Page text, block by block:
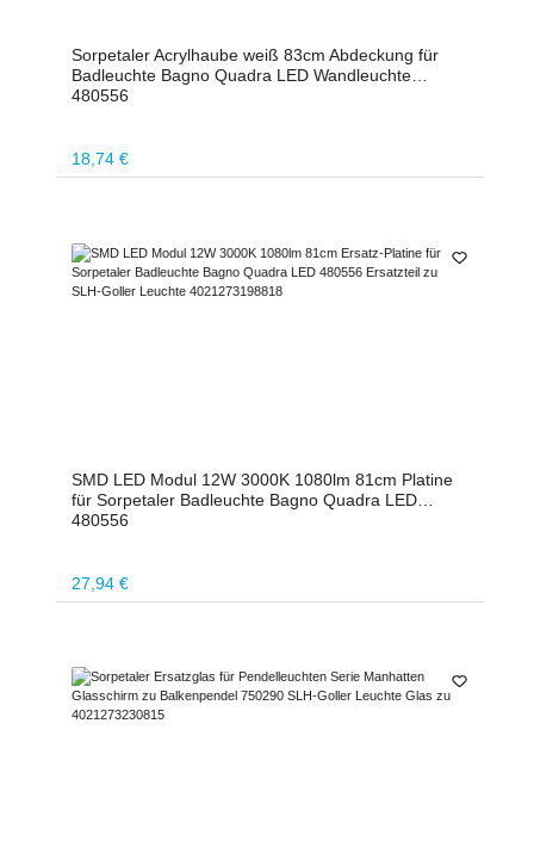
Sorpetaler Acrylhaube weiß 83cm Abdeckung für
Badleuchte Bagno Quadra LED Wandleuchte
480556
Regulärer Preis:
18,74 €
SMD LED Modul 12W 3000K 1080lm 81cm Platine
für Sorpetaler Badleuchte Bagno Quadra LED
480556
Regulärer Preis:
27,94 €